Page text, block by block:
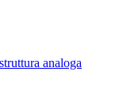
analoga